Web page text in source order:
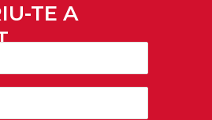
TE A